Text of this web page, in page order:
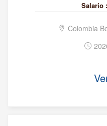
Salario :
Colombia